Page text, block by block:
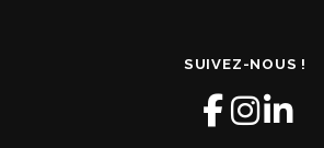
SUIVEZ-NOUS !